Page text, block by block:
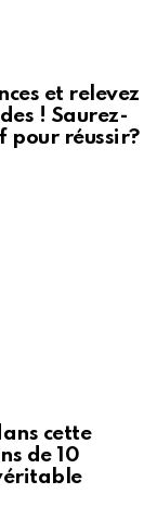
et relevez
! Saurez-
pour réussir?
cette
de 10